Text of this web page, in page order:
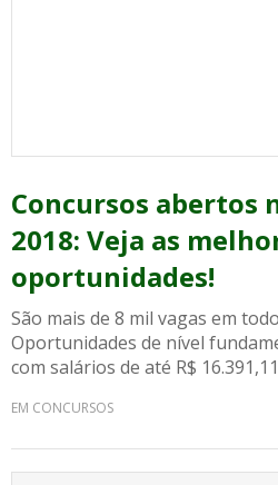
Concursos abertos
2018: Veja as
oportunidades!
São mais de 8 mil vagas em
Oportunidades de nível
com salários de até R$
EM CONCURSOS